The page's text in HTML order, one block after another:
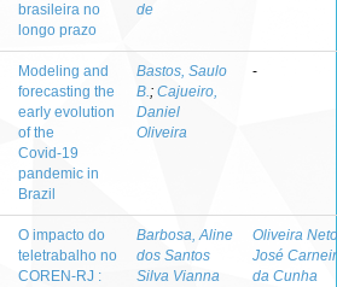
brasileira no
longo prazo
de
Modeling and
forecasting the
early evolution
of the
Covid‑19
pandemic in
Brazil
Bastos, Saulo
B.; Cajueiro,
Daniel
Oliveira
-
O impacto do
teletrabalho no
COREN-RJ :
Barbosa, Aline
dos Santos
Silva Vianna
Oliveira
José
da Cunha